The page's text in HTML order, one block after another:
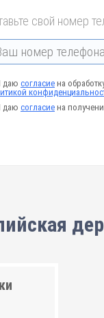
свой номер
даю согласие на
даю согласие на